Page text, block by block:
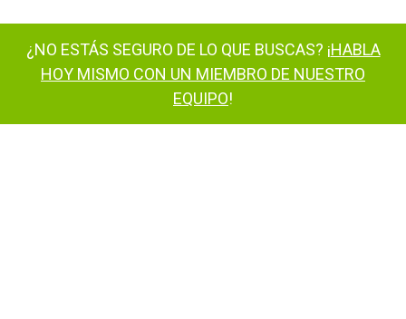
¿NO ESTÁS SEGURO DE LO QUE BUSCAS? ¡HABLA
HOY MISMO CON UN MIEMBRO DE NUESTRO
EQUIPO!